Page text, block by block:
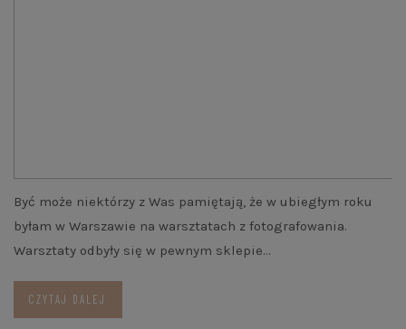
Być może niektórzy z Was pamiętają, że w ubiegłym roku
byłam w Warszawie na warsztatach z fotografowania.
Warsztaty odbyły się w pewnym sklepie…
CZYTAJ DALEJ